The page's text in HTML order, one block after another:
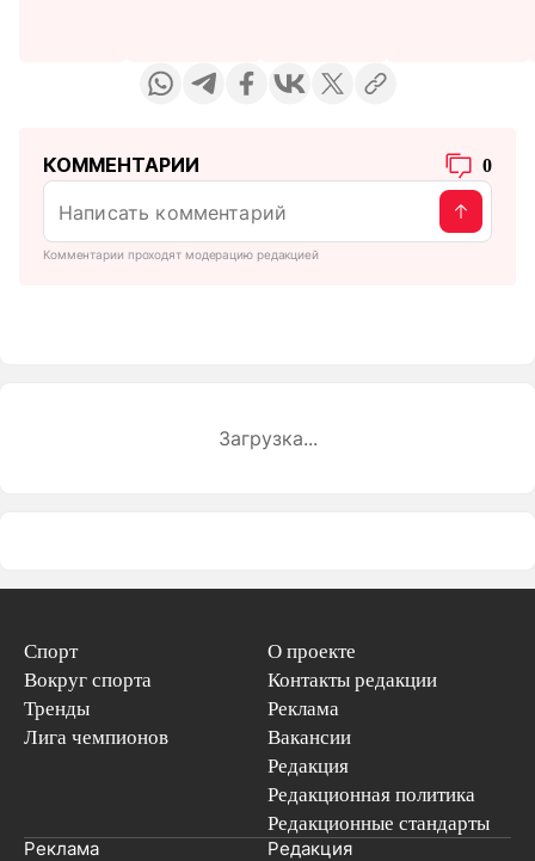
КОММЕНТАРИИ 0
Комментарии проходят модерацию редакцией
Загрузка...
Спорт
Вокруг спорта
Тренды
Лига чемпионов
О проекте
Контакты редакции
Реклама
Вакансии
Редакция
Редакционная политика
Редакционные стандарты
Реклама Редакция